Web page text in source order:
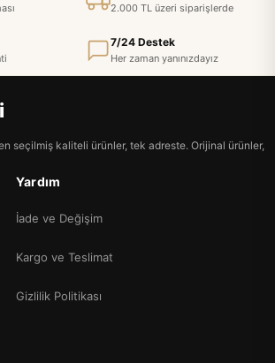
2.000 TL üzeri siparişlerde
7/24 Destek
Her zaman yanınızdayız
seçilmiş kaliteli ürünler, tek adreste. Orijinal ürünler,
Yardım
İade ve Değişim
Kargo ve Teslimat
Gizlilik Politikası